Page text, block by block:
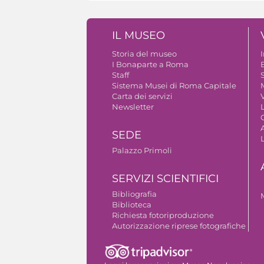
IL MUSEO
Storia del museo
I Bonaparte a Roma
Staff
Sistema Musei di Roma Capitale
Carta dei servizi
Newsletter
SEDE
Palazzo Primoli
SERVIZI SCIENTIFICI
Bibliografia
Biblioteca
Richiesta fotoriproduzione
Autorizzazione riprese fotografiche